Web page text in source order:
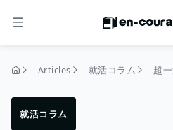
MENU
home Articles 就活コラム
就活コラム